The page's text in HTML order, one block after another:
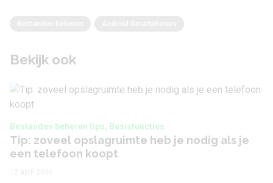
Bekijk ook
Bestanden beheren tips, Basisfuncties
Tip: zoveel opslagruimte heb je nodig als je
een telefoon koopt